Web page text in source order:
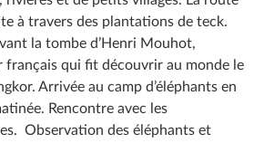
à travers des plantations de teck.
la tombe d’Henri Mouhot,
français qui fit découvrir au monde le
Arrivée au camp d’éléphants en
Rencontre avec les
Observation des éléphants et